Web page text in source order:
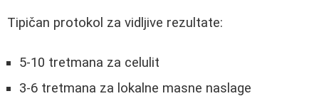
Tipičan protokol za vidljive rezultate:
5-10 tretmana za celulit
3-6 tretmana za lokalne masne naslage